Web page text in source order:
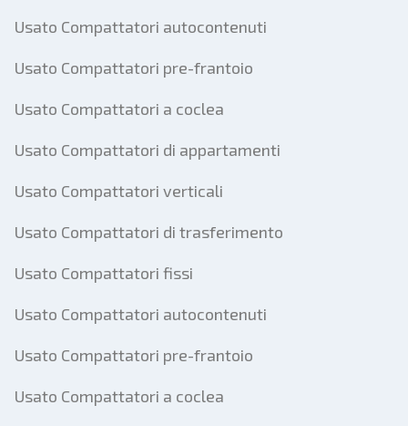
Usato Compattatori autocontenuti
Usato Compattatori pre-frantoio
Usato Compattatori a coclea
Usato Compattatori di appartamenti
Usato Compattatori verticali
Usato Compattatori di trasferimento
Usato Compattatori fissi
Usato Compattatori autocontenuti
Usato Compattatori pre-frantoio
Usato Compattatori a coclea